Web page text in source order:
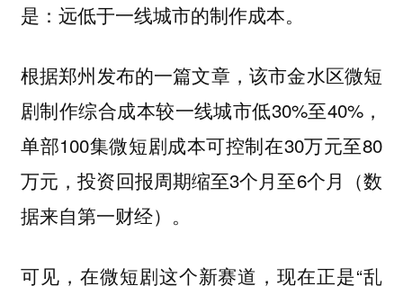
是： 远低于一线城市的制作成本。
根据郑州发布的一篇文章，该市金水区微短
剧制作综合成本较一线城市低30%至40%，
单部100集微短剧成本可控制在30万元至80
万元，投资回报周期缩至3个月至6个月（数
据来自第一财经）。
可见，在微短剧这个新赛道，现在正是“乱